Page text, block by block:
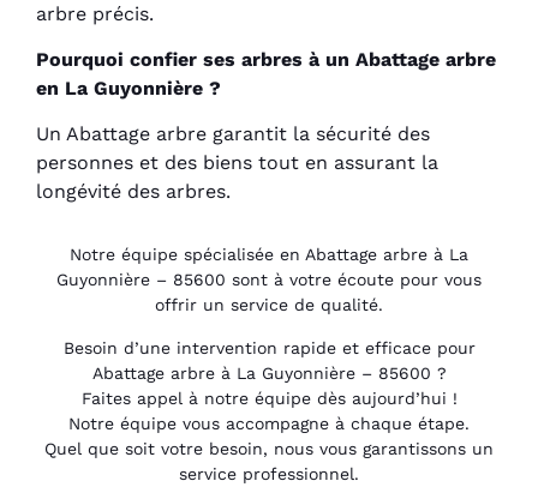
arbre précis.
Pourquoi confier ses arbres à un Abattage arbre
en La Guyonnière ?
Un Abattage arbre garantit la sécurité des
personnes et des biens tout en assurant la
longévité des arbres.
Notre équipe spécialisée en Abattage arbre à La
Guyonnière – 85600 sont à votre écoute pour vous
offrir un service de qualité.
Besoin d’une intervention rapide et efficace pour
Abattage arbre à La Guyonnière – 85600 ?
Faites appel à notre équipe dès aujourd’hui !
Notre équipe vous accompagne à chaque étape.
Quel que soit votre besoin, nous vous garantissons un
service professionnel.